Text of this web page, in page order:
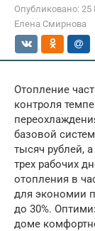
Опубликовано: 25
Елена Смирнова
Отопление
контроля
базовой
тысяч рублей,
трех рабочих
отопления в
для экономии
до 30%.
доме